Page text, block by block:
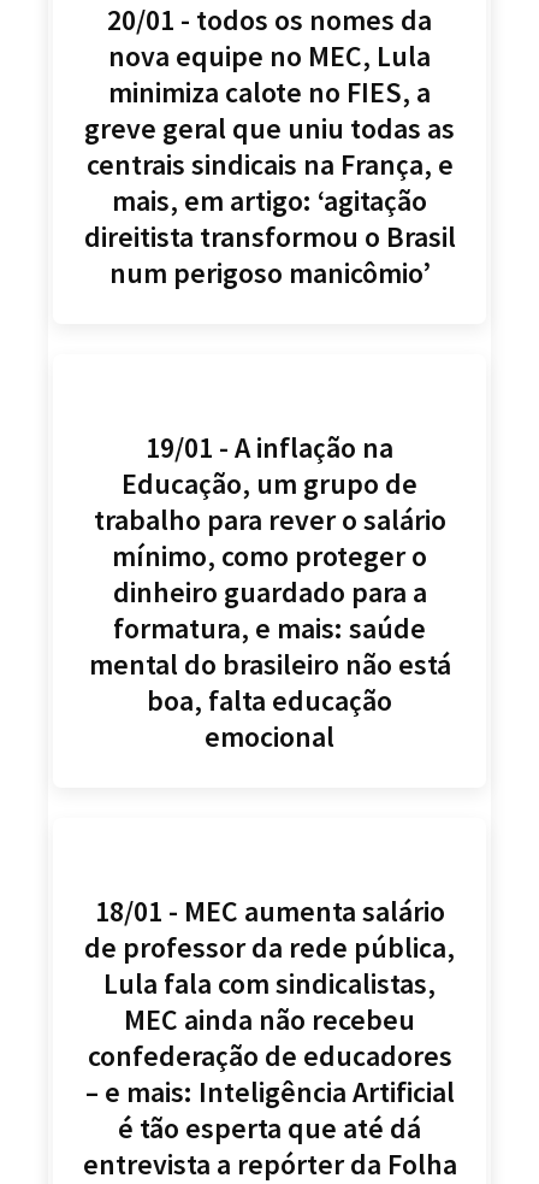
20/01 - todos os nomes da
nova equipe no MEC, Lula
minimiza calote no FIES, a
greve geral que uniu todas as
centrais sindicais na França, e
mais, em artigo: ‘agitação
direitista transformou o Brasil
num perigoso manicômio’
19/01 - A inflação na
Educação, um grupo de
trabalho para rever o salário
mínimo, como proteger o
dinheiro guardado para a
formatura, e mais: saúde
mental do brasileiro não está
boa, falta educação
emocional
18/01 - MEC aumenta salário
de professor da rede pública,
Lula fala com sindicalistas,
MEC ainda não recebeu
confederação de educadores
– e mais: Inteligência Artificial
é tão esperta que até dá
entrevista a repórter da Folha